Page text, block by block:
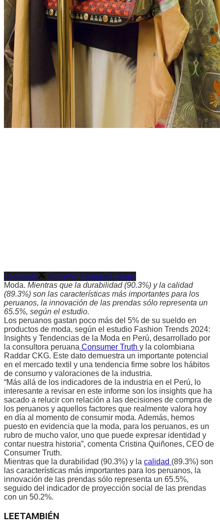
Facebook TwitterWhatsappTelegram
Moda. Mientras que la durabilidad (90.3%) y la calidad
(89.3%) son las características más importantes para los
peruanos, la innovación de las prendas sólo representa un
65.5%, según el estudio.
Los peruanos gastan poco más del 5% de su sueldo en
productos de moda, según el estudio Fashion Trends 2024:
Insights y Tendencias de la Moda en Perú, desarrollado por
la consultora peruana Consumer Truth y la colombiana
Raddar CKG. Este dato demuestra un importante potencial
en el mercado textil y una tendencia firme sobre los hábitos
de consumo y valoraciones de la industria.
“Más allá de los indicadores de la industria en el Perú, lo
interesante a revisar en este informe son los insights que ha
sacado a relucir con relación a las decisiones de compra de
los peruanos y aquellos factores que realmente valora hoy
en día al momento de consumir moda. Además, hemos
puesto en evidencia que la moda, para los peruanos, es un
rubro de mucho valor, uno que puede expresar identidad y
contar nuestra historia”, comenta Cristina Quiñones, CEO de
Consumer Truth.
Mientras que la durabilidad (90.3%) y la calidad (89.3%) son
las características más importantes para los peruanos, la
innovación de las prendas sólo representa un 65.5%,
seguido del indicador de proyección social de las prendas
con un 50.2%.
LEETAMBIÉN